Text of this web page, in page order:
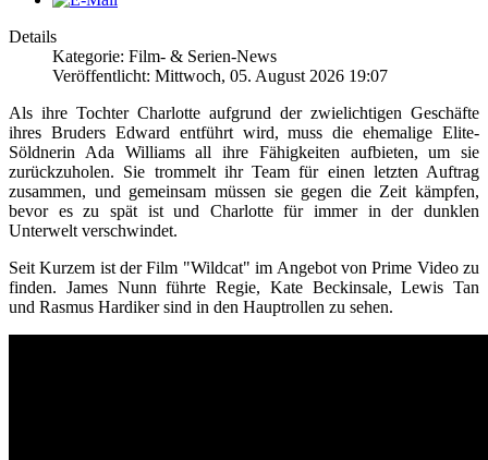
Details
Kategorie: Film- & Serien-News
Veröffentlicht: Mittwoch, 05. August 2026 19:07
Als ihre Tochter Charlotte aufgrund der zwielichtigen Geschäfte
ihres Bruders Edward entführt wird, muss die ehemalige Elite-
Söldnerin Ada Williams all ihre Fähigkeiten aufbieten, um sie
zurückzuholen. Sie trommelt ihr Team für einen letzten Auftrag
zusammen, und gemeinsam müssen sie gegen die Zeit kämpfen,
bevor es zu spät ist und Charlotte für immer in der dunklen
Unterwelt verschwindet.
Seit Kurzem ist der Film "Wildcat" im Angebot von Prime Video zu
finden. James Nunn führte Regie, Kate Beckinsale, Lewis Tan
und Rasmus Hardiker sind in den Hauptrollen zu sehen.